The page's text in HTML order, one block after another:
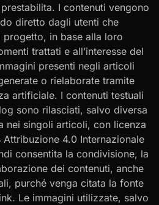
I contenuti vengono
diretto dagli utenti che
in base alla loro
trattati e all’interesse del
presenti negli articoli
o rielaborate tramite
artificiale. I contenuti testuali
sono rilasciati, salvo diversa
nei singoli articoli, con licenza
4.0 Internazionale
consentita la condivisione, la
dei contenuti, anche
purché venga citata la fonte
Le immagini utilizzate, salvo